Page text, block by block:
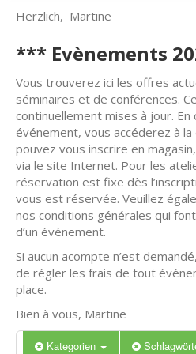
Herzlich, Martine
*** Evènements
Vous trouverez ici les offres
séminaires et de conférences.
continuellement mises à jour. En
événement, vous accéderez à
pouvez vous inscrire en
via le site Internet. Pour les
réservation est fixe dès
vous est réservée. Veuillez
nos conditions générales qui
d’un événement.
Si aucun acompte n’est
de régler les frais de tout
place.
Bien à vous, Martine
Kategorien